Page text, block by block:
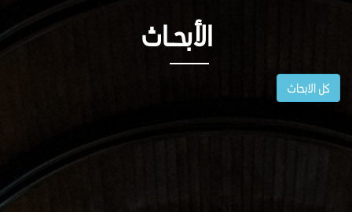
الأبحــاث
كل الابحاث